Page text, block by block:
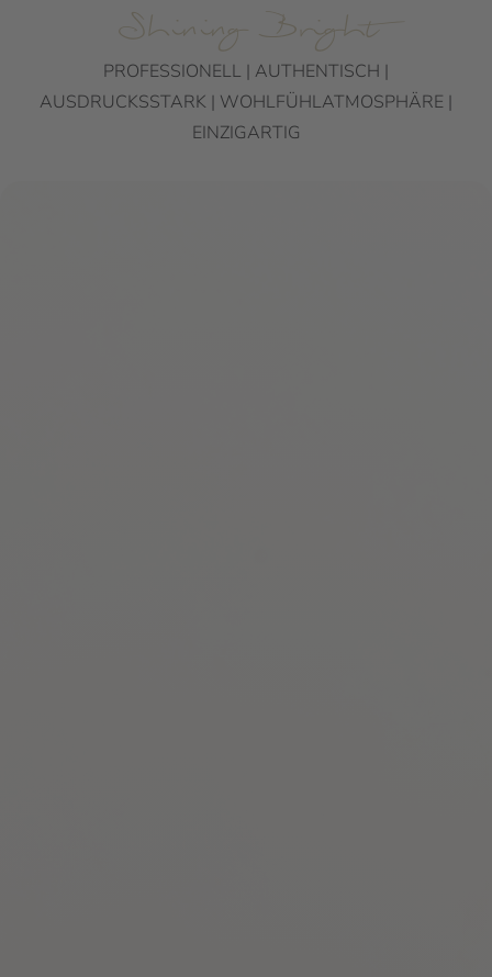
Shining Bright
PROFESSIONELL | AUTHENTISCH |
AUSDRUCKSSTARK | WOHLFÜHLATMOSPHÄRE |
EINZIGARTIG